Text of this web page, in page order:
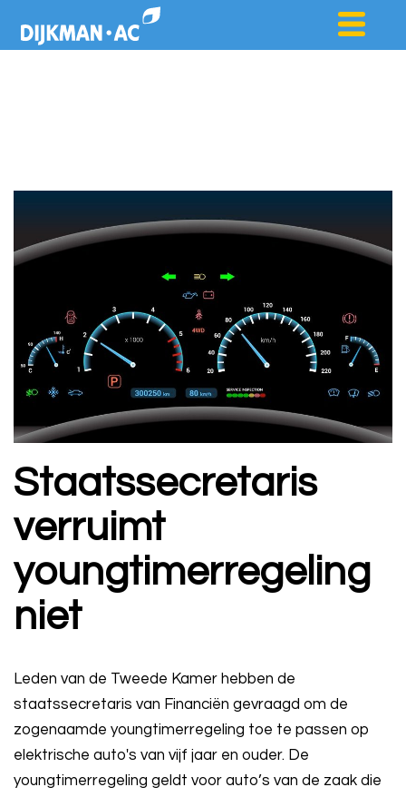
Staatssecretaris
verruimt
youngtimerregeling
niet
Leden van de Tweede Kamer hebben de
staatssecretaris van Financiën gevraagd om de
zogenaamde youngtimerregeling toe te passen op
elektrische auto's van vijf jaar en ouder. De
youngtimerregeling geldt voor auto’s van de zaak die